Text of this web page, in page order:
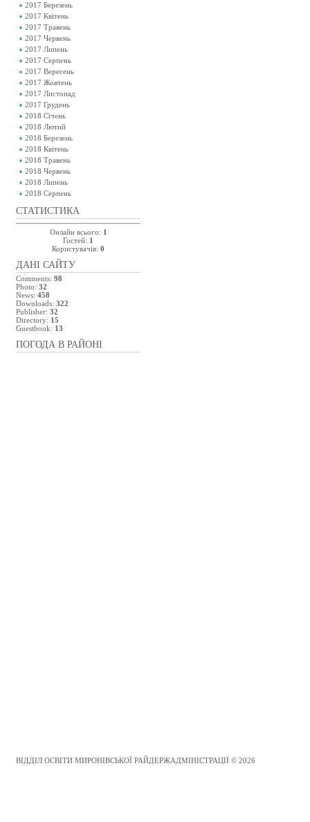
2017 Березень
2017 Квітень
2017 Травень
2017 Червень
2017 Липень
2017 Серпень
2017 Вересень
2017 Жовтень
2017 Листопад
2017 Грудень
2018 Січень
2018 Лютий
2018 Березень
2018 Квітень
2018 Травень
2018 Червень
2018 Липень
2018 Серпень
СТАТИСТИКА
Онлайн всього: 1
Гостей: 1
Користувачів: 0
ДАНІ САЙТУ
Comments: 98
Photo: 32
News: 458
Downloads: 322
Publisher: 32
Directory: 15
Guestbook: 13
ПОГОДА В РАЙОНІ
ВІДДІЛ ОСВІТИ МИРОНІВСЬКОЇ РАЙДЕРЖАДМІНІСТРАЦІЇ © 2026